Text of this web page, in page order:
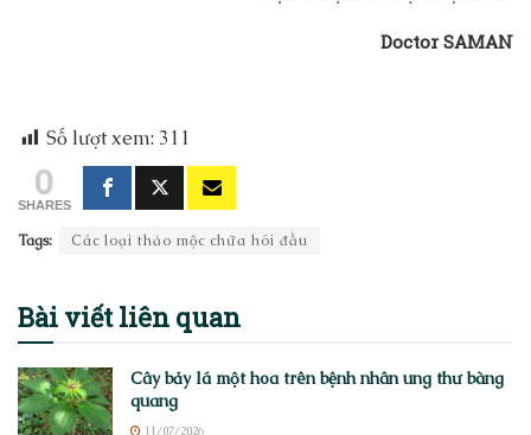
Doctor SAMAN
Số lượt xem: 311
0
SHARES
Tags: Các loại thảo mộc chữa hói đầu
Bài viếtliên quan
Cây bảy lá một hoa trên bệnh nhân ung thư bàng
quang
11/07/2026